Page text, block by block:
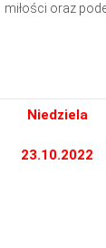
miłości oraz
Niedziela
23.10.2022